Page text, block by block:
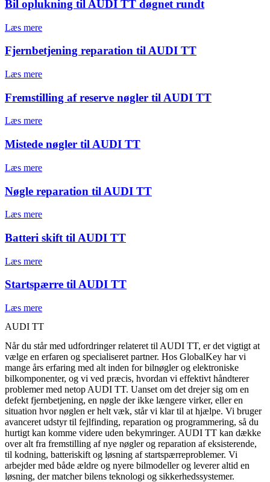
Bil oplukning til AUDI TT døgnet rundt
Læs mere
Fjernbetjening reparation til AUDI TT
Læs mere
Fremstilling af reserve nøgler til AUDI TT
Læs mere
Mistede nøgler til AUDI TT
Læs mere
Nøgle reparation til AUDI TT
Læs mere
Batteri skift til AUDI TT
Læs mere
Startspærre til AUDI TT
Læs mere
AUDI TT
Når du står med udfordringer relateret til AUDI TT, er det vigtigt at
vælge en erfaren og specialiseret partner. Hos GlobalKey har vi
mange års erfaring med alt inden for bilnøgler og elektroniske
bilkomponenter, og vi ved præcis, hvordan vi effektivt håndterer
problemer med netop AUDI TT. Uanset om det drejer sig om en
defekt fjernbetjening, en nøgle der ikke længere virker, eller en
situation hvor nøglen er helt væk, står vi klar til at hjælpe. Vi bruger
avanceret udstyr til fejlfinding, reparation og programmering, så du
hurtigt kan komme videre uden bekymringer. AUDI TT kan dække
over alt fra fremstilling af nye nøgler og reparation af eksisterende,
til kodning, batteriskift og løsning af startspærreproblemer. Vi
arbejder med både ældre og nyere bilmodeller og leverer altid en
løsning, der matcher bilens teknologi og sikkerhedssystemer.